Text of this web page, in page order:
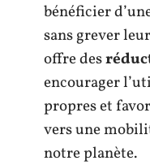
bénéficier
sans grever
offre des
encourager
propres et
vers une
notre planète.